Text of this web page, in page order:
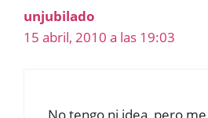
unjubilado
15 abril, 2010 a las 19:03